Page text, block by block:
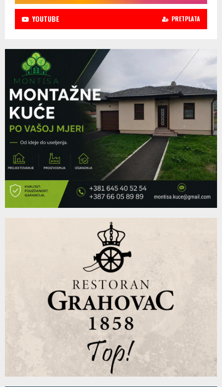
YOUTUBE PRETPLATA